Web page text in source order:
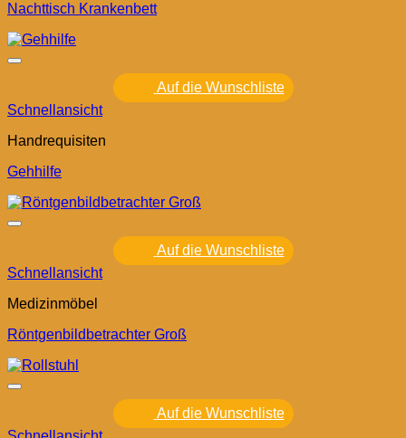
Nachttisch Krankenbett
Auf die Wunschliste
Schnellansicht
Handrequisiten
Gehhilfe
Auf die Wunschliste
Schnellansicht
Medizinmöbel
Röntgenbildbetrachter Groß
Auf die Wunschliste